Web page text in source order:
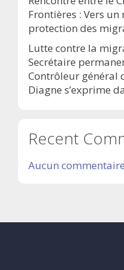
Frontières : Vers
protection des
Lutte contre la
Secrétaire
Contrôleur général
Diagne s’exprime
Recent
Aucun